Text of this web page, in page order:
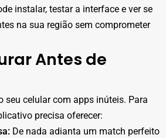
instalar, testar a interface e ver se
na sua região sem comprometer
Antes de
seu celular com apps inúteis. Para
precisa oferecer:
De nada adianta um match perfeito